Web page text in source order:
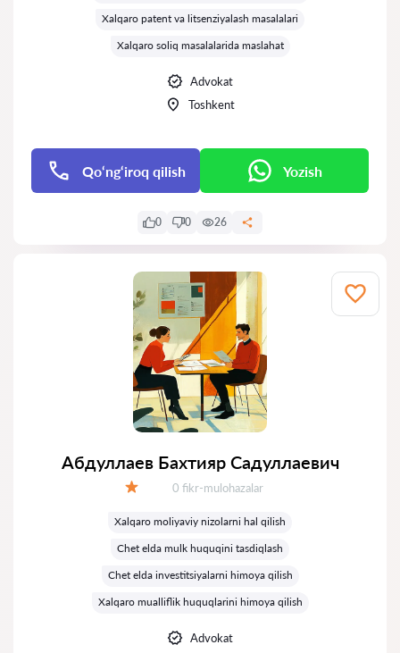
Xalqaro patent va litsenziyalash masalalari
Xalqaro soliq masalalarida maslahat
Advokat
Toshkent
Qo‘ng‘iroq qilish Yozish
0 0 26
Абдуллаев Бахтияр Садуллаевич
Fikrlar:
0 fikr-mulohazalar
Xalqaro moliyaviy nizolarni hal qilish
Chet elda mulk huquqini tasdiqlash
Chet elda investitsiyalarni himoya qilish
Xalqaro mualliflik huquqlarini himoya qilish
Advokat